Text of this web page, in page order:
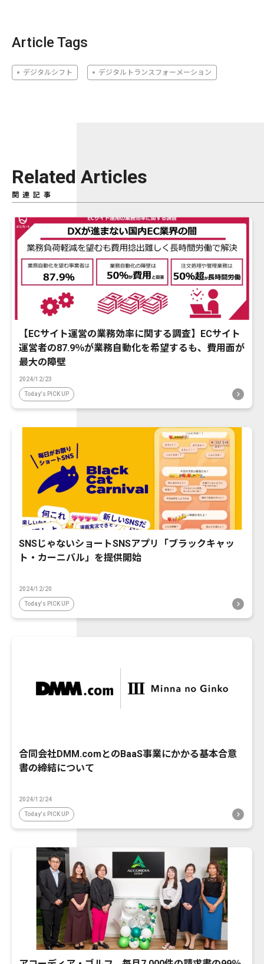
Article Tags
デジタルシフト デジタルトランスフォーメーション
Related Articles
関連記事
【ECサイト運営の業務効率に関する調査】ECサイト
運営者の87.9％が業務自動化を希望するも、費用面が
最大の障壁
2024/12/23
Today's PICK UP
SNSじゃないショートSNSアプリ「ブラックキャッ
ト・カーニバル」を提供開始
2024/12/20
Today's PICK UP
合同会社DMM.comとのBaaS事業にかかる基本合意
書の締結について
2024/12/24
Today's PICK UP